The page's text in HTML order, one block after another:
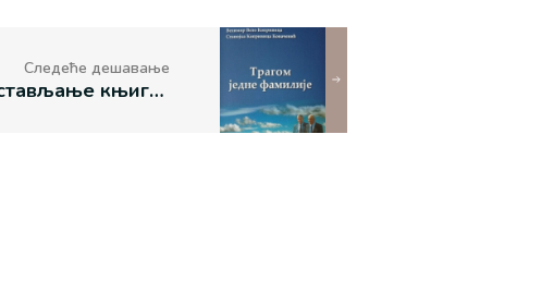
Следеће дешавање
Представљање књиге ,,Трагом једне фамилије: Копривице на Гласинцу и Романији“